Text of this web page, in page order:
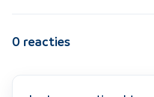
0 reacties